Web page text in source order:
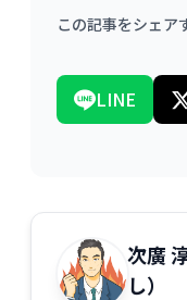
この記事をシェア
LINE
次廣
し）